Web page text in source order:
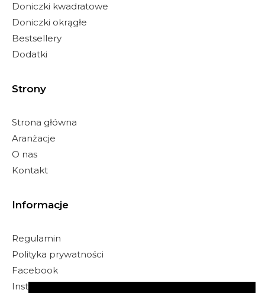
Doniczki kwadratowe
Doniczki okrągłe
Bestsellery
Dodatki
Strony
Strona główna
Aranżacje
O nas
Kontakt
Informacje
Regulamin
Polityka prywatności
Facebook
Instagram